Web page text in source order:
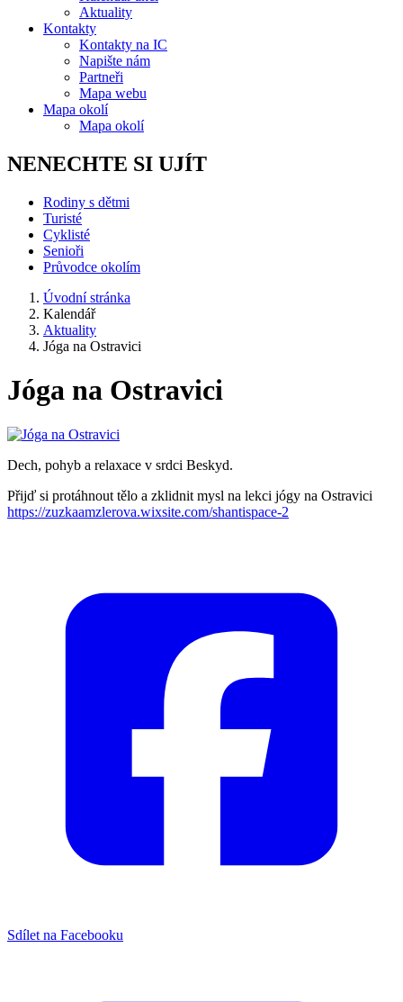
Aktuality
Kontakty
Kontakty na IC
Napište nám
Partneři
Mapa webu
Mapa okolí
Mapa okolí
NENECHTE SI UJÍT
Rodiny s dětmi
Turisté
Cyklisté
Senioři
Průvodce okolím
Úvodní stránka
Kalendář
Aktuality
Jóga na Ostravici
Jóga na Ostravici
Dech, pohyb a relaxace v srdci Beskyd.
Přijď si protáhnout tělo a zklidnit mysl na lekci jógy na Ostravici
https://zuzkaamzlerova.wixsite.com/shantispace-2
Sdílet na Facebooku